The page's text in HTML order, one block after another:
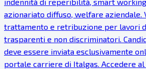
azionariato diffuso, welfare aziendale.
trattamento e retribuzione per lavori
trasparenti e non discriminatori.
deve essere inviata esclusivamente
portale carriere di Italgas. Accedere